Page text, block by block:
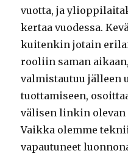
vuotta, ja
kertaa vuodessa.
kuitenkin jotain
rooliin saman
valmistautuu jälleen
tuottamiseen,
välisen linkin olevan
Vaikka olemme
vapautuneet